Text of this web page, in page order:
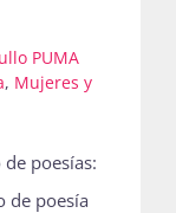
PUMA
, Mujeres y
poesías:
de poesía